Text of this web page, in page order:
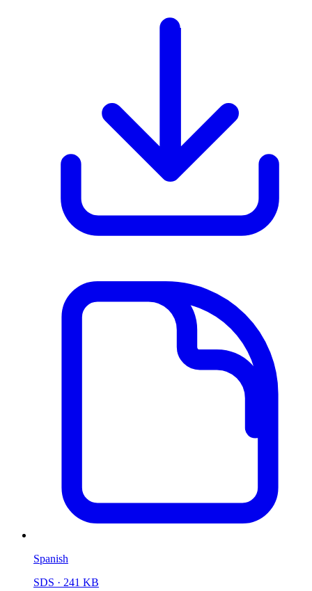
Spanish
SDS · 241 KB